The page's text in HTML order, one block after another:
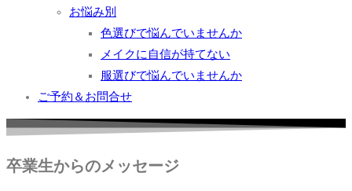
お悩み別
色選びで悩んでいませんか
メイクに自信が持てない
服選びで悩んでいませんか
ご予約＆お問合せ
卒業生からのメッセージ